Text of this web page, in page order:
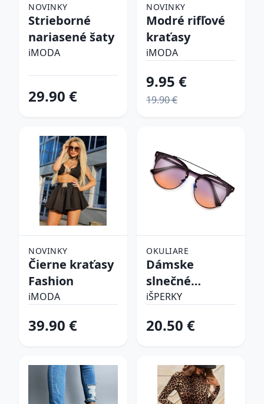
NOVINKY
Strieborné
nariasené šaty
iMODA
29.90 €
NOVINKY
Modré rifľové
kraťasy
iMODA
9.95 €
19.90 €
NOVINKY
Čierne kraťasy
Fashion
iMODA
39.90 €
OKULIARE
Dámske
slnečné
okuliare
iŠPERKY
20.50 €